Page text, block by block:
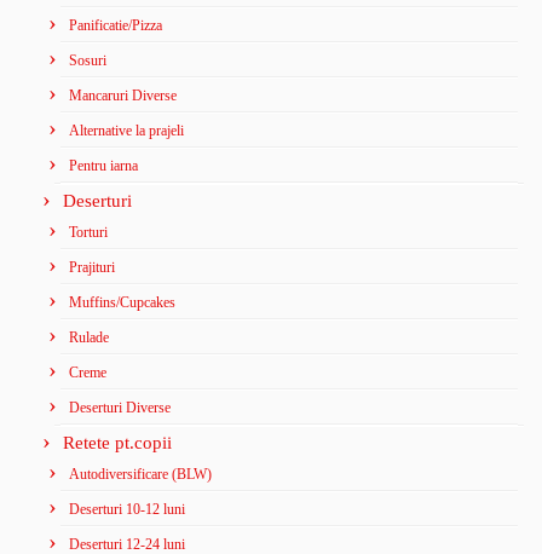
Panificatie/Pizza
Sosuri
Mancaruri Diverse
Alternative la prajeli
Pentru iarna
Deserturi
Torturi
Prajituri
Muffins/Cupcakes
Rulade
Creme
Deserturi Diverse
Retete pt.copii
Autodiversificare (BLW)
Deserturi 10-12 luni
Deserturi 12-24 luni